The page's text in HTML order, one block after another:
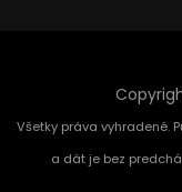
Všetky práva vyhradené.
a dát je bez